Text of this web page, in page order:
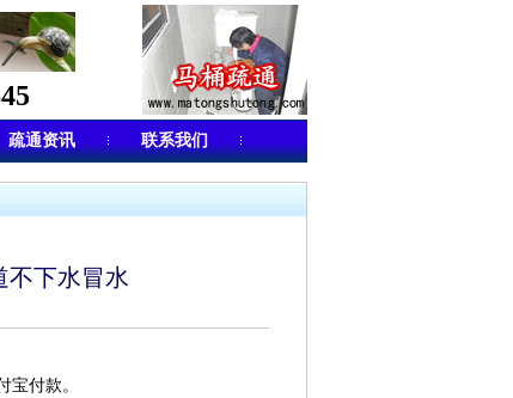
疏通资讯 联系我们
不下水冒水
宝付款。